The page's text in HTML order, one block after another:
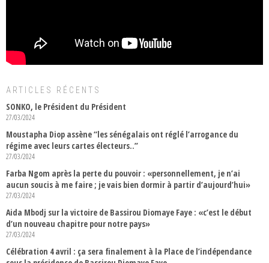
ARTICLES RÉCENTS
SONKO, le Président du Président
27/03/2024
Moustapha Diop assène “les sénégalais ont réglé l’arrogance du
régime avec leurs cartes électeurs..”
27/03/2024
Farba Ngom après la perte du pouvoir : «personnellement, je n’ai
aucun soucis à me faire ; je vais bien dormir à partir d’aujourd’hui»
27/03/2024
Aida Mbodj sur la victoire de Bassirou Diomaye Faye : «c’est le début
d’un nouveau chapitre pour notre pays»
27/03/2024
Célébration 4 avril : ça sera finalement à la Place de l’indépendance